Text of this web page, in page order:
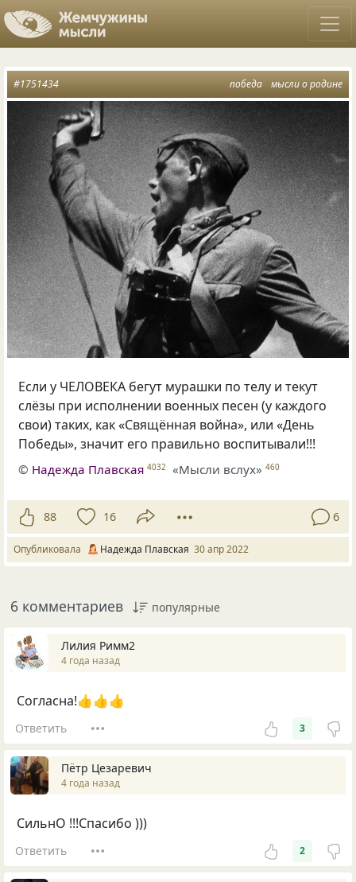
победа мысли о родине
#1751434
Если у ЧЕЛОВЕКА бегут мурашки по телу и текут
слёзы при исполнении военных песен (у каждого
свои) таких, как «Свящённая война», или «День
Победы», значит его правильно воспитывали!!!
© Надежда Плавская 4032 «Мысли вслух» 460
88 16 6
Опубликовала Надежда Плавская 30 апр 2022
6 комментариев популярные
Лилия Римм2
4 года назад
Согласна!👍👍👍
Ответить 3
Пётр Цезаревич
4 года назад
СильнО !!!Спасибо )))
Ответить 2